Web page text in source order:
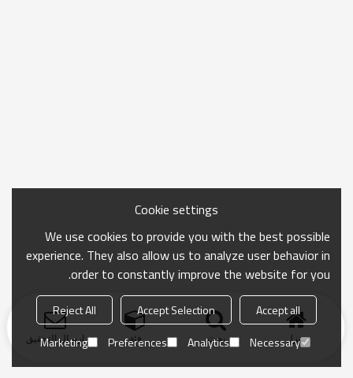
منزل بحث فئة ارسال التحقيق
Cookie settings
We use cookies to provide you with the best possible
experience. They also allow us to analyze user behavior in
order to constantly improve the website for you.
Accept all
Accept Selection
Reject All
Necessary
Analytics
Preferences
Marketing